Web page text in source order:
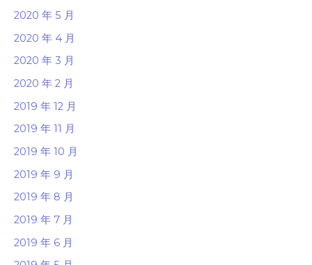
2020 年 5 月
2020 年 4 月
2020 年 3 月
2020 年 2 月
2019 年 12 月
2019 年 11 月
2019 年 10 月
2019 年 9 月
2019 年 8 月
2019 年 7 月
2019 年 6 月